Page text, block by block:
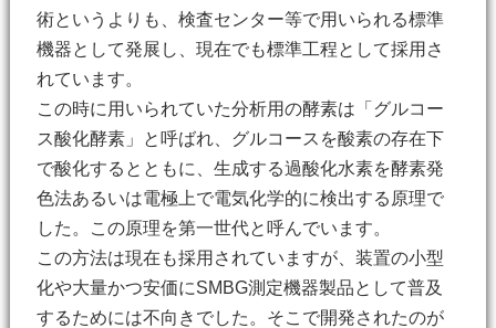
術というよりも、検査センター等で用いられる標準
機器として発展し、現在でも標準工程として採用さ
れています。
この時に用いられていた分析用の酵素は「グルコー
ス酸化酵素」と呼ばれ、グルコースを酸素の存在下
で酸化するとともに、生成する過酸化水素を酵素発
色法あるいは電極上で電気化学的に検出する原理で
した。この原理を第一世代と呼んでいます。
この方法は現在も採用されていますが、装置の小型
化や大量かつ安価にSMBG測定機器製品として普及
するためには不向きでした。そこで開発されたのが